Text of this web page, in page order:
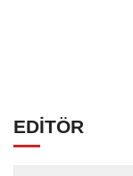
EDİTÖR